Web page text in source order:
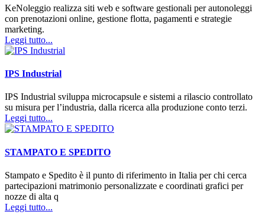
KeNoleggio realizza siti web e software gestionali per autonoleggi
con prenotazioni online, gestione flotta, pagamenti e strategie
marketing.
Leggi tutto...
IPS Industrial
IPS Industrial sviluppa microcapsule e sistemi a rilascio controllato
su misura per l’industria, dalla ricerca alla produzione conto terzi.
Leggi tutto...
STAMPATO E SPEDITO
Stampato e Spedito è il punto di riferimento in Italia per chi cerca
partecipazioni matrimonio personalizzate e coordinati grafici per
nozze di alta q
Leggi tutto...